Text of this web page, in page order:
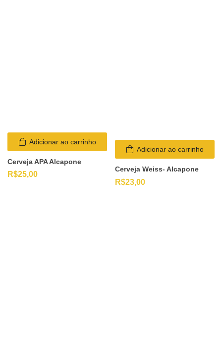
Adicionar ao carrinho
Cerveja APA Alcapone
R$25,00
Adicionar ao carrinho
Cerveja Weiss- Alcapone
R$23,00